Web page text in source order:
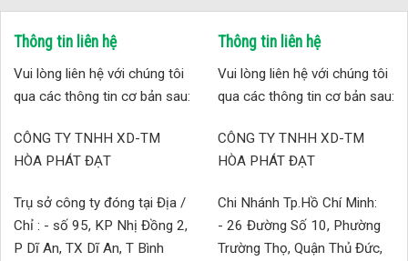
Thông tin liên hệ
Vui lòng liên hệ với chúng tôi
qua các thông tin cơ bản sau:
CÔNG TY TNHH XD-TM
HÒA PHÁT ĐẠT
Trụ sở công ty đóng tại Địa /
Chỉ : - số 95, KP Nhị Đồng 2,
P Dĩ An, TX Dĩ An, T Bình
Thông tin liên hệ
Vui lòng liên hệ với chúng tôi
qua các thông tin cơ bản sau:
CÔNG TY TNHH XD-TM
HÒA PHÁT ĐẠT
Chi Nhánh Tp.Hồ Chí Minh:
- 26 Đường Số 10, Phường
Trường Thọ, Quận Thủ Đức,